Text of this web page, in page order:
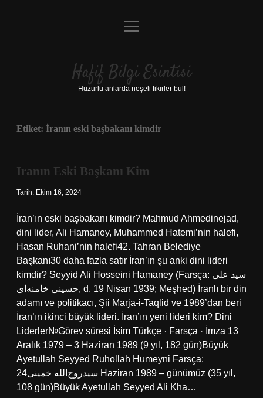
Anasayfa
Yasal Uyarı
menüyü
Hafif Bilgi Esintisi
Huzurlu anlarda neşeli fikirler bul!
Etiket: İranın eski başbakanı kimdir
Iranın Eski Başkanı Kim
Tarih: Ekim 16, 2024
İran’ın eski başbakanı kimdir? Mahmud Ahmedinejad,
dini lider, Ali Hamaney, Muhammed Hatemi’nin halefi,
Hasan Ruhani’nin halefi42. Tahran Belediye
Başkanı30 daha fazla satır İran’ın şu anki dini lideri
kimdir? Seyyid Ali Hosseini Hamaney (Farsça: سید علی
حسینی خامنه‌ای‎, d. 19 Nisan 1939; Meşhed) İranlı bir din
adamı ve politikacı, Şii Marja-i-Taqlid ve 1989’dan beri
İran’ın ikinci büyük lideri. İran’ın yeni lideri kim? Dini
Liderler№Görev süresi İsim Türkçe · Farsça · İmza 13
Aralık 1979 – 3 Haziran 1989 (9 yıl, 182 gün)Büyük
Ayetullah Seyyed Ruhollah Humeyni Farsça:
سیدروح‌الله خمینی24 Haziran 1989 – günümüz (35 yıl,
108 gün)Büyük Ayetullah Seyyed Ali Kha…